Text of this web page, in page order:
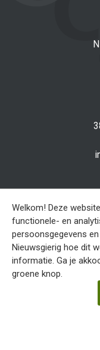
Welkom! Deze
functionele- en
persoonsgegevens
Nieuwsgierig hoe dit
informatie. Ga je
groene knop.